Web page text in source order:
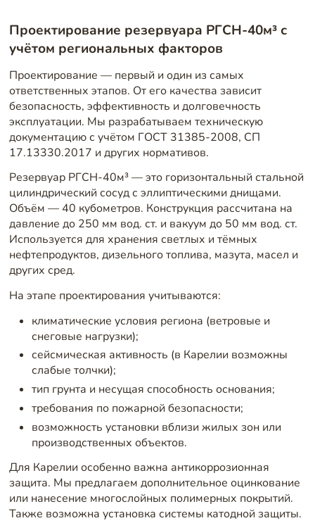
Проектирование резервуара РГСН-40м³ с
учётом региональных факторов
Проектирование — первый и один из самых
ответственных этапов. От его качества зависит
безопасность, эффективность и долговечность
эксплуатации. Мы разрабатываем техническую
документацию с учётом ГОСТ 31385-2008, СП
17.13330.2017 и других нормативов.
Резервуар РГСН-40м³ — это горизонтальный стальной
цилиндрический сосуд с эллиптическими днищами.
Объём — 40 кубометров. Конструкция рассчитана на
давление до 250 мм вод. ст. и вакуум до 50 мм вод. ст.
Используется для хранения светлых и тёмных
нефтепродуктов, дизельного топлива, мазута, масел и
других сред.
На этапе проектирования учитываются:
климатические условия региона (ветровые и
снеговые нагрузки);
сейсмическая активность (в Карелии возможны
слабые толчки);
тип грунта и несущая способность основания;
требования по пожарной безопасности;
возможность установки вблизи жилых зон или
производственных объектов.
Для Карелии особенно важна антикоррозионная
защита. Мы предлагаем дополнительное оцинкование
или нанесение многослойных полимерных покрытий.
Также возможна установка системы катодной защиты.